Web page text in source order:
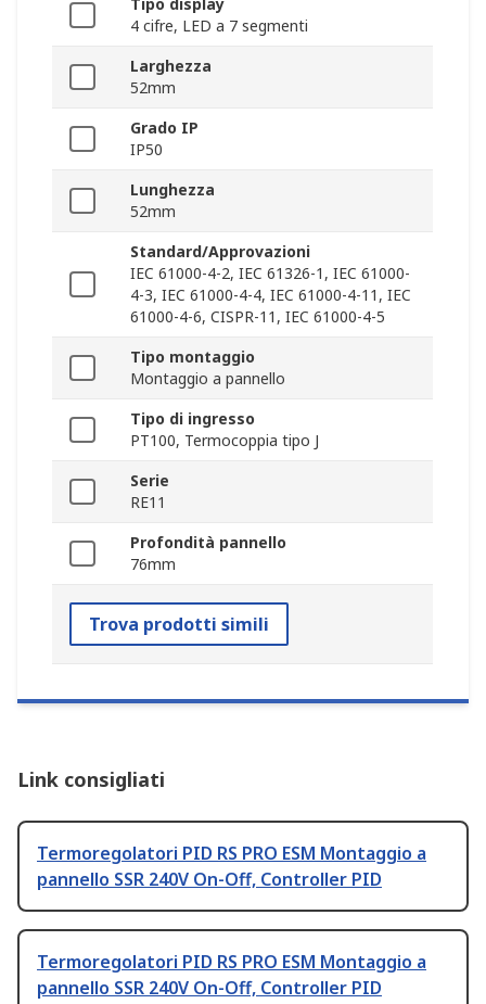
Tipo display
4 cifre, LED a 7 segmenti
Larghezza
52mm
Grado IP
IP50
Lunghezza
52mm
Standard/Approvazioni
IEC 61000-4-2, IEC 61326-1, IEC 61000-
4-3, IEC 61000-4-4, IEC 61000-4-11, IEC
61000-4-6, CISPR-11, IEC 61000-4-5
Tipo montaggio
Montaggio a pannello
Tipo di ingresso
PT100, Termocoppia tipo J
Serie
RE11
Profondità pannello
76mm
Trova prodotti simili
Link consigliati
Termoregolatori PID RS PRO ESM Montaggio a
pannello SSR 240V On-Off, Controller PID
Termoregolatori PID RS PRO ESM Montaggio a
pannello SSR 240V On-Off, Controller PID